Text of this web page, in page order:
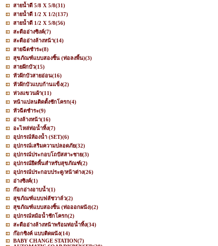
สายน้ำดี 5/8 X 5/8(31)
สายน้ำดี 1/2 X 1/2(137)
สายน้ำดี 1/2 X 5/8(56)
สะดืออ่างซิงค์(7)
สะดืออ่างล้างหน้า(14)
สายฉีดชำระ(8)
สุขภัณฑ์แบบสองชิ้น (ท่อลงพื้น)(3)
สายฝักบัว(15)
หัวฝักบัวสายอ่อน(16)
หัวฝักบัวแบบก้านแข็ง(2)
ห่วงแขวนผ้า(11)
หน้าแปลนติดตั้งชักโครก(4)
หัวฉีดชำระ(9)
อ่างล้างหน้า(16)
อะไหล่ท่อน้ำทิ้ง(7)
อุปกรณ์ห้องน้ำ (SET)(6)
อุปกรณ์เสริมความปลอดภัย(32)
อุปกรณ์ประกอบโถปัสสาะชาย(3)
อุปกรณ์ยึดพื้นสำหรับสุขภัณฑ์(2)
อุปกรณ์ประกอบประตู/หน้าต่าง(26)
อ่างซิงค์(1)
ก๊อกอ่างอาบน้ำ(1)
สุขภัณฑ์แบบฟลัชวาล์ว(2)
สุขภัณฑ์แบบสองชิ้น (ท่อออกผนัง)(2)
อุปกรณ์หม้อน้ำชักโครก(2)
สะดืออ่างล้างหน้าพร้อมท่อน้ำทิ้ง(34)
ก๊อกซิงค์ แบบติดผนัง(14)
BABY CHANGE STATION(7)